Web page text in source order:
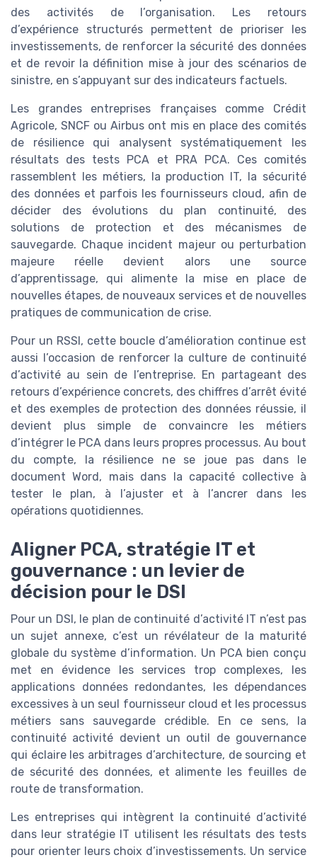
des activités de l’organisation. Les retours
d’expérience structurés permettent de prioriser les
investissements, de renforcer la sécurité des données
et de revoir la définition mise à jour des scénarios de
sinistre, en s’appuyant sur des indicateurs factuels.
Les grandes entreprises françaises comme Crédit
Agricole, SNCF ou Airbus ont mis en place des comités
de résilience qui analysent systématiquement les
résultats des tests PCA et PRA PCA. Ces comités
rassemblent les métiers, la production IT, la sécurité
des données et parfois les fournisseurs cloud, afin de
décider des évolutions du plan continuité, des
solutions de protection et des mécanismes de
sauvegarde. Chaque incident majeur ou perturbation
majeure réelle devient alors une source
d’apprentissage, qui alimente la mise en place de
nouvelles étapes, de nouveaux services et de nouvelles
pratiques de communication de crise.
Pour un RSSI, cette boucle d’amélioration continue est
aussi l’occasion de renforcer la culture de continuité
d’activité au sein de l’entreprise. En partageant des
retours d’expérience concrets, des chiffres d’arrêt évité
et des exemples de protection des données réussie, il
devient plus simple de convaincre les métiers
d’intégrer le PCA dans leurs propres processus. Au bout
du compte, la résilience ne se joue pas dans le
document Word, mais dans la capacité collective à
tester le plan, à l’ajuster et à l’ancrer dans les
opérations quotidiennes.
Aligner PCA, stratégie IT et
gouvernance : un levier de
décision pour le DSI
Pour un DSI, le plan de continuité d’activité IT n’est pas
un sujet annexe, c’est un révélateur de la maturité
globale du système d’information. Un PCA bien conçu
met en évidence les services trop complexes, les
applications données redondantes, les dépendances
excessives à un seul fournisseur cloud et les processus
métiers sans sauvegarde crédible. En ce sens, la
continuité activité devient un outil de gouvernance
qui éclaire les arbitrages d’architecture, de sourcing et
de sécurité des données, et alimente les feuilles de
route de transformation.
Les entreprises qui intègrent la continuité d’activité
dans leur stratégie IT utilisent les résultats des tests
pour orienter leurs choix d’investissements. Un service